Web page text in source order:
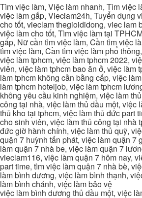
Tìm việc làm, Việc làm nhanh, Tìm việc
việc làm gấp, Vieclam24h, Tuyển dụng
cho tốt, vieclam thegioididong, viec lam
việc làm cho tốt, Tìm việc làm tại
gấp, Nữ cần tìm việc làm, Cần tìm việc
tìm việc làm, Cần tìm việc làm phổ
việc làm tphcm, việc làm tphcm 2022,
viên, việc làm tphcm bao ăn ở, việc làm
làm tphcm không cần bằng cấp, việc
làm tphcm hoteljob, việc làm tphcm
không yêu cầu kinh nghiệm, việc làm
công tại nhà, việc làm thủ dầu một, việc
thủ kho tại tphcm, việc làm thủ đức part
cho sinh viên, việc làm thủ công tại nhà
đức giờ hành chính, việc làm thủ quỹ,
quận 7 huỳnh tấn phát, việc làm quận 7
làm quận 7 nhà be, việc làm quận 7
vieclam116, việc làm quận 7 hôm nay,
part time, tìm việc làm quận 7 nhà bè,
làm bình dương, việc làm bình thạnh,
làm bình chánh, việc làm bảo vệ
việc làm bình dương thủ dầu một, việc